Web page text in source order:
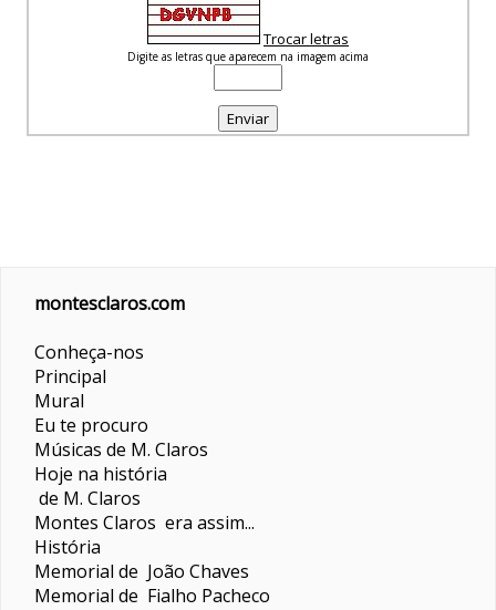
Trocar letras
Digite as letras que aparecem na imagem acima
montesclaros.com
Conheça-nos
Principal
Mural
Eu te procuro
Músicas de M. Claros
Hoje na história
de M. Claros
Montes Claros era assim...
História
Memorial de João Chaves
Memorial de Fialho Pacheco